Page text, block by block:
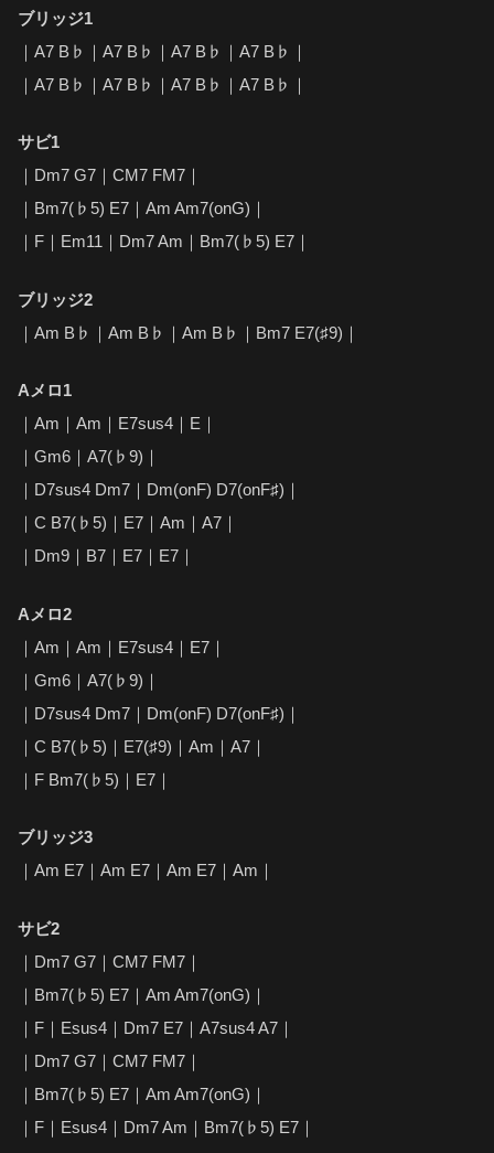
ブリッジ1
｜A7 B♭｜A7 B♭｜A7 B♭｜A7 B♭｜
｜A7 B♭｜A7 B♭｜A7 B♭｜A7 B♭｜
サビ1
｜Dm7 G7｜CM7 FM7｜
｜Bm7(♭5) E7｜Am Am7(onG)｜
｜F｜Em11｜Dm7 Am｜Bm7(♭5) E7｜
ブリッジ2
｜Am B♭｜Am B♭｜Am B♭｜Bm7 E7(♯9)｜
Aメロ1
｜Am｜Am｜E7sus4｜E｜
｜Gm6｜A7(♭9)｜
｜D7sus4 Dm7｜Dm(onF) D7(onF♯)｜
｜C B7(♭5)｜E7｜Am｜A7｜
｜Dm9｜B7｜E7｜E7｜
Aメロ2
｜Am｜Am｜E7sus4｜E7｜
｜Gm6｜A7(♭9)｜
｜D7sus4 Dm7｜Dm(onF) D7(onF♯)｜
｜C B7(♭5)｜E7(♯9)｜Am｜A7｜
｜F Bm7(♭5)｜E7｜
ブリッジ3
｜Am E7｜Am E7｜Am E7｜Am｜
サビ2
｜Dm7 G7｜CM7 FM7｜
｜Bm7(♭5) E7｜Am Am7(onG)｜
｜F｜Esus4｜Dm7 E7｜A7sus4 A7｜
｜Dm7 G7｜CM7 FM7｜
｜Bm7(♭5) E7｜Am Am7(onG)｜
｜F｜Esus4｜Dm7 Am｜Bm7(♭5) E7｜